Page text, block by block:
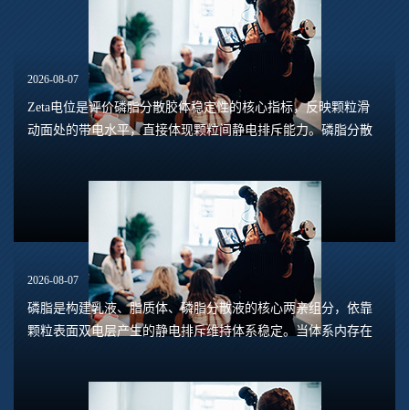
2026-08-07
Zeta电位是评价磷脂分散胶体稳定性的核心指标，反映颗粒滑
动面处的带电水平，直接体现颗粒间静电排斥能力。磷脂分散
2026-08-07
磷脂是构建乳液、脂质体、磷脂分散液的核心两亲组分，依靠
颗粒表面双电层产生的静电排斥维持体系稳定。当体系内存在